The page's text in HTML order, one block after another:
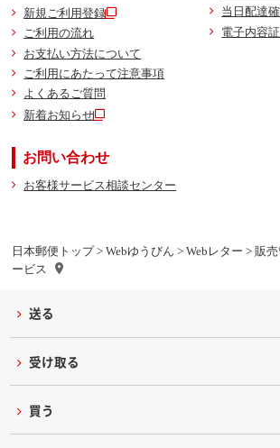
日本郵便トップ> Webゆうびん > Webレター > 販
ービス
新規ご利用登録
ご利用の流れ
お支払い方法について
ご利用にあたって注意事項
よくあるご質問
新着お知らせ
当日配達
電子内容
お問い合わせ
お客様サービス相談センター
送る
受け取る
買う